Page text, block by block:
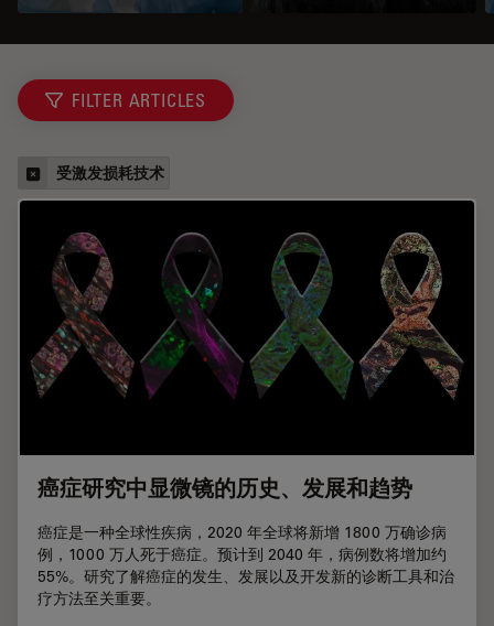
FILTER ARTICLES
受激发损耗技术
癌症研究中显微镜的历史、发展和趋势
癌症是一种全球性疾病，2020 年全球将新增 1800 万确诊病
例，1000 万人死于癌症。预计到 2040 年，病例数将增加约
55%。研究了解癌症的发生、发展以及开发新的诊断工具和治
疗方法至关重要。